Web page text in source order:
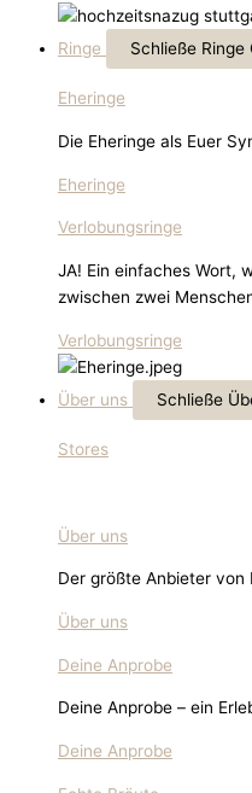
Ringe Schließe Ringe
Eheringe
Die Eheringe als Euer
Eheringe
Verlobungsringe
JA! Ein einfaches Wort,
zwischen zwei
Verlobungsringe
Über uns Schließe
Stores
Über uns
Der größte Anbieter von
Über uns
Deine Anprobe
Deine Anprobe – ein
Deine Anprobe